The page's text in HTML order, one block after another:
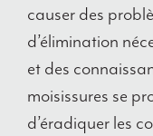
causer des
d’élimination
et des
moisissures se
d’éradiquer les